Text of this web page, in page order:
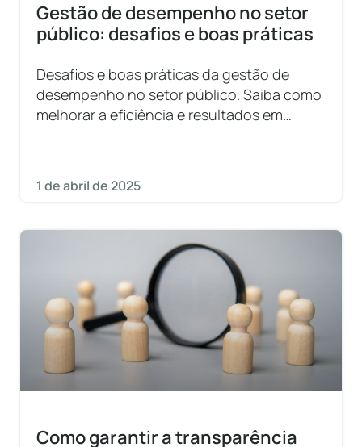
Gestão de desempenho no setor
público: desafios e boas práticas
Desafios e boas práticas da gestão de
desempenho no setor público. Saiba como
melhorar a eficiência e resultados em
1 de abril de 2025
Como garantir a transparência